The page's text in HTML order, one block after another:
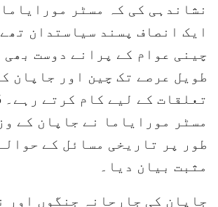
نشاندہی کی کہ مسٹر
ایک انصاف پسند سیاستدان تھے
چینی عوام کے پرانے دوست بھی
طویل عرصے تک چین اور جاپان
مسٹر مورایاما نے جاپان کے
طور پر تاریخی مسائل کے
مثبت بیان دیا۔
جاپان کی جارحانہ جنگوں اور